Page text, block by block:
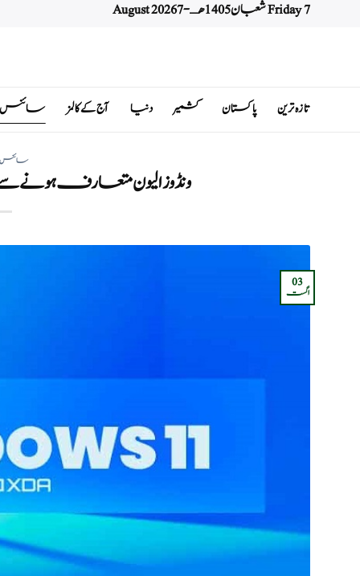
Friday 7 شعبان 1405 هـ - 7 August 2026
تازہ ترین پاکستان کشمیر دنیا آج کے کالمز سائنس
سائنس
ونڈوز الیون متعارف ہونے
03
اگست